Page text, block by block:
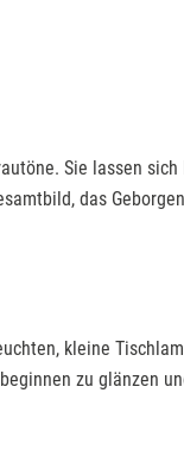
Sie lassen
das
kleine
zu glänzen